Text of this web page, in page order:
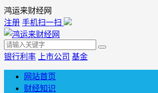
鸿运来财经网
注册 手机扫一扫
银行利率 上市公司 基金
网站首页
财经知识